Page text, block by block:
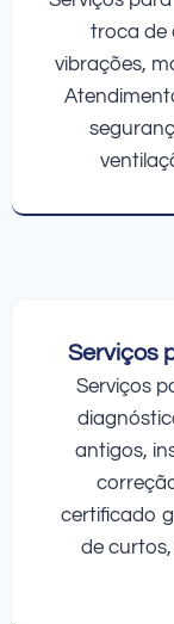
troca de
vibrações,
Serviços
Serviços
antigos,
certificado
de